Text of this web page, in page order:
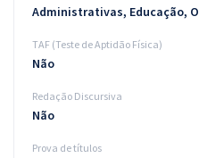
Administrativas, Educação,
TAF (Teste de Aptidão Física)
Não
Redação Discursiva
Não
Prova de títulos